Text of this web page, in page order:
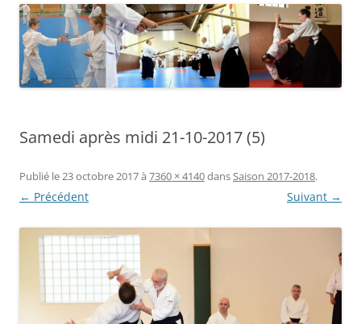
Samedi après midi 21-10-2017 (5)
Publié le23 octobre 2017à 7360 × 4140dansSaison 2017-2018.
← Précédent Suivant →